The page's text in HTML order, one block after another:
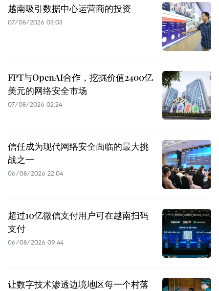
越南吸引数据中心运营商的投资
07/08/2026 03:03
FPT与OpenAI合作，挖掘价值2400亿
美元的网络安全市场
07/08/2026 02:24
信任成为现代网络安全面临的最大挑
战之一
06/08/2026 22:04
超过10亿微信支付用户可在越南扫码
支付
06/08/2026 09:44
让数字技术渗透边境地区每一个村落